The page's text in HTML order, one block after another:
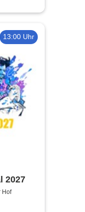
13:00 Uhr
2027
Hof